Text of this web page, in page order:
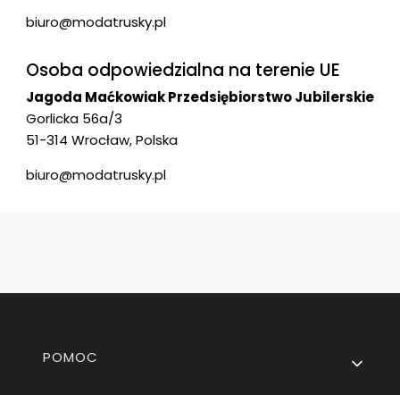
biuro@modatrusky.pl
Osoba odpowiedzialna na terenie UE
Jagoda Maćkowiak Przedsiębiorstwo Jubilerskie
Gorlicka 56a/3
51-314 Wrocław, Polska
biuro@modatrusky.pl
Linki w stopce
POMOC